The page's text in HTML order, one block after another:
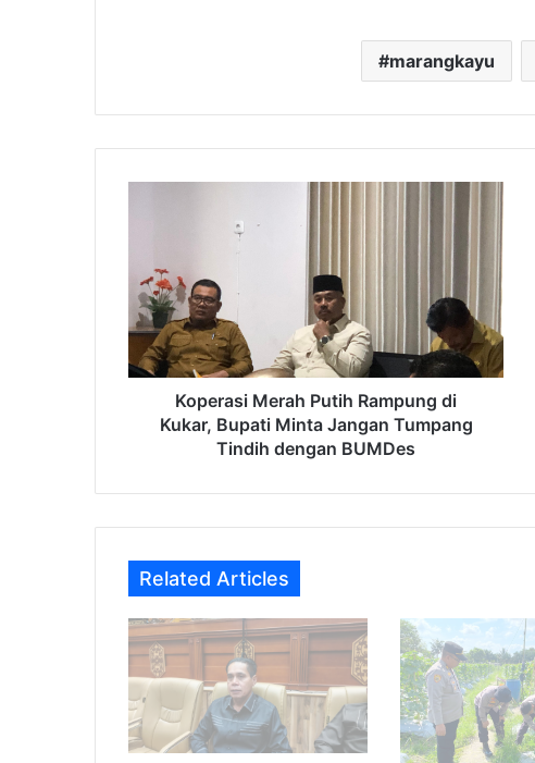
marangkayu
Kukar,
Bupati
Minta
Jangan
Tumpang
Tindih
Koperasi Merah Putih Rampung di
Kukar, Bupati Minta Jangan Tumpang
Tindih dengan BUMDes
Related Articles